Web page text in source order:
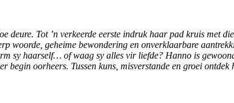
Tot ’n verkeerde eerste indruk haar pad kruis met
woorde, geheime bewondering en onverklaarbare
sy haarself… of waag sy alles vir liefde? Hanno is
oorheers. Tussen kuns, misverstande en groei ontdek